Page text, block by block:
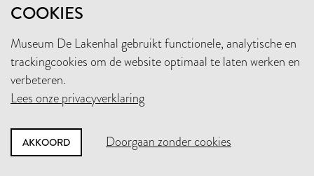
COOKIES
Museum De Lakenhal gebruikt functionele, analytische en
trackingcookies om de website optimaal te laten werken en
verbeteren.
Lees onze privacyverklaring
AKKOORD Doorgaan zonder cookies
+31 (0)71 5165360
INFO@LAKENHAL.NL
STEUN HET MUSEUM
NIEUWSBRIEF